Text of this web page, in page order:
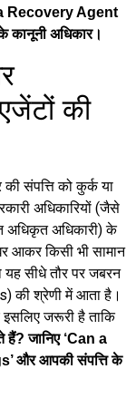
a Recovery Agent
अधिकार।
की
संपत्ति को कुर्क या
अधिकारियों (जैसे
अधिकृत अधिकारी) के
आकर किसी भी सामान
यह सीधे तौर पर जबरन
की श्रेणी में आता है।
जरूरी है ताकि
जानिए ‘Can a
और आपकी संपत्ति के